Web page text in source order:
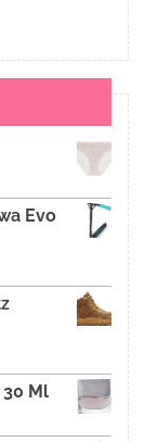
Evo
Ml